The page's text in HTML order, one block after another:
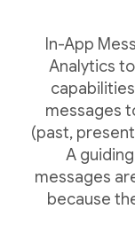
In-App
Analytics
messages
(past,
A
messages
because